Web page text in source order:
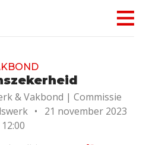
& Vakbond | Commissie
•
21 november 2023
12:00